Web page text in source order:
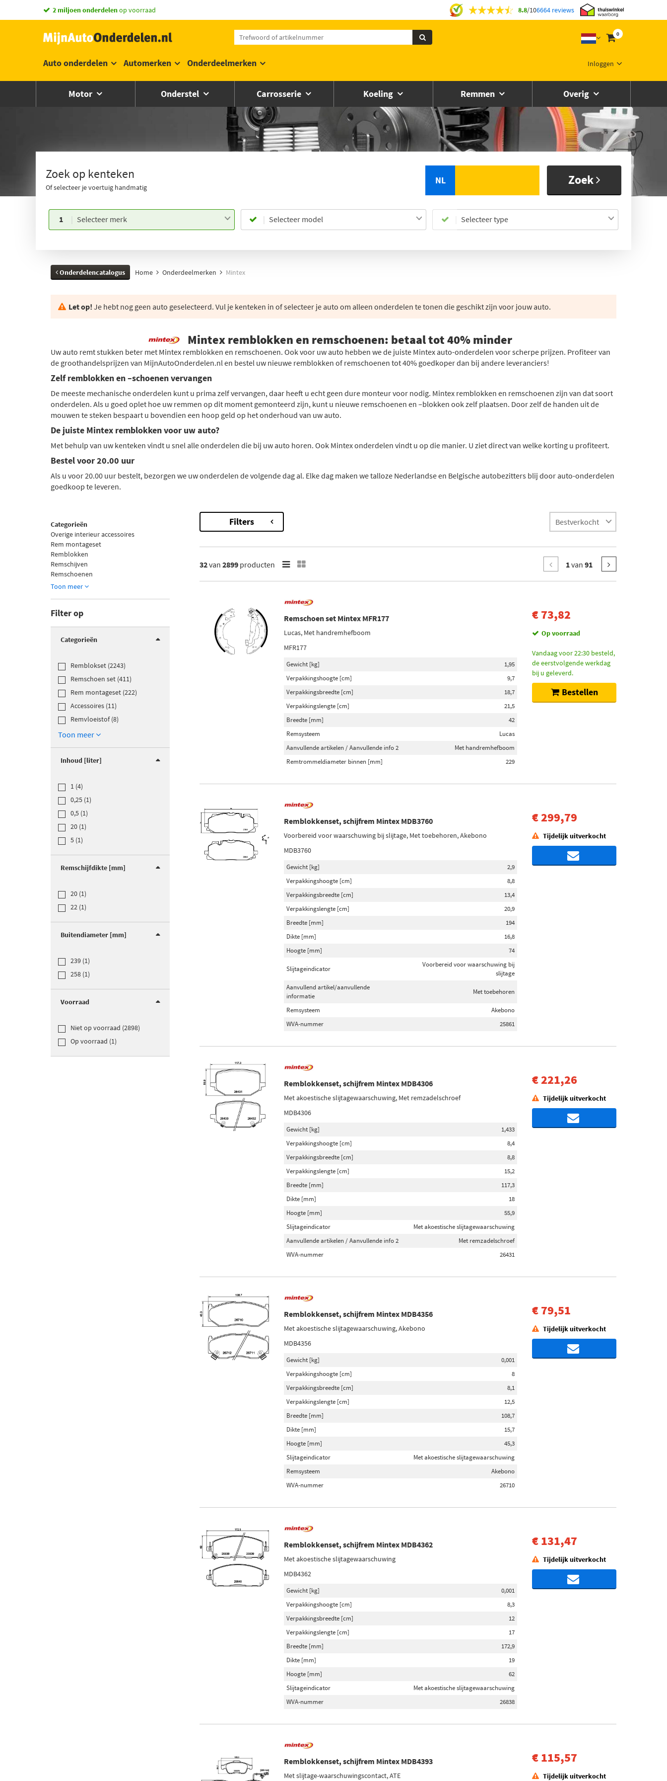
vandaag besteld,morgen in huis * 8.8/106664 reviews
0
Inloggen
Auto onderdelen Automerken Onderdeelmerken
Motor Onderstel Carrosserie Koeling Remmen Overig
Zoek op kenteken
Of selecteer je voertuig handmatig
NL Zoek
1 Selecteer merk Selecteer model Selecteer type
Onderdelencatalogus Home Onderdeelmerken Mintex
Let op! Je hebt nog geen auto geselecteerd. Vul je kenteken in of selecteer je auto om alleen onderdelen te tonen die geschikt zijn voor jouw auto.
Mintex remblokken en remschoenen: betaal tot 40% minder
Uw auto remt stukken beter met Mintex remblokken en remschoenen. Ook voor uw auto hebben we de juiste Mintex auto-onderdelen voor scherpe prijzen. Profiteer van
de groothandelsprijzen van MijnAutoOnderdelen.nl en bestel uw nieuwe remblokken of remschoenen tot 40% goedkoper dan bij andere leveranciers!
Zelf remblokken en –schoenen vervangen
De meeste mechanische onderdelen kunt u prima zelf vervangen, daar heeft u echt geen dure monteur voor nodig. Mintex remblokken en remschoenen zijn van dat soort
onderdelen. Als u goed oplet hoe uw remmen op dit moment gemonteerd zijn, kunt u nieuwe remschoenen en –blokken ook zelf plaatsen. Door zelf de handen uit de
mouwen te steken bespaart u bovendien een hoop geld op het onderhoud van uw auto.
De juiste Mintex remblokken voor uw auto?
Met behulp van uw kenteken vindt u snel alle onderdelen die bij uw auto horen. Ook Mintex onderdelen vindt u op die manier. U ziet direct van welke korting u profiteert.
Bestel voor 20.00 uur
Als u voor 20.00 uur bestelt, bezorgen we uw onderdelen de volgende dag al. Elke dag maken we talloze Nederlandse en Belgische autobezitters blij door auto-onderdelen
goedkoop te leveren.
Categorieën
Overige interieur accessoires
Rem montageset
Remblokken
Remschijven
Remschoenen
Toon meer
Filter op
Categorieën
Remblokset (2243)
Remschoen set (411)
Rem montageset (222)
Accessoires (11)
Remvloeistof (8)
Toon meer
Inhoud [liter]
1 (4)
0,25 (1)
0,5 (1)
20 (1)
5 (1)
Remschijfdikte [mm]
20 (1)
22 (1)
Buitendiameter [mm]
239 (1)
258 (1)
Voorraad
Niet op voorraad (2898)
Op voorraad (1)
Filters
32van 2899 producten 1van 91
Remschoen set Mintex MFR177
Lucas, Met handremhefboom
MFR177
Gewicht [kg]
1,95
Verpakkingshoogte [cm]
9,7
Verpakkingsbreedte [cm]
18,7
Verpakkingslengte [cm]
21,5
Breedte [mm]
42
Remsysteem
Lucas
Aanvullende artikelen / Aanvullende info 2
Met handremhefboom
Remtrommeldiameter binnen [mm]
229
€ 73,82
Op voorraad
Vandaag voor 22:30 besteld,
de eerstvolgende werkdag
bij u geleverd.
Bestellen
Remblokkenset, schijfrem Mintex MDB3760
Voorbereid voor waarschuwing bij slijtage, Met toebehoren, Akebono
MDB3760
Gewicht [kg]
2,9
Verpakkingshoogte [cm]
8,8
Verpakkingsbreedte [cm]
13,4
Verpakkingslengte [cm]
20,9
Breedte [mm]
194
Dikte [mm]
16,8
Hoogte [mm]
74
Slijtageindicator
Voorbereid voor waarschuwing bij
slijtage
Aanvullend artikel/aanvullende
informatie
Met toebehoren
Remsysteem
Akebono
WVA-nummer
25861
€ 299,79
Tijdelijk uitverkocht
Remblokkenset, schijfrem Mintex MDB4306
Met akoestische slijtagewaarschuwing, Met remzadelschroef
MDB4306
Gewicht [kg]
1,433
Verpakkingshoogte [cm]
8,4
Verpakkingsbreedte [cm]
8,8
Verpakkingslengte [cm]
15,2
Breedte [mm]
117,3
Dikte [mm]
18
Hoogte [mm]
55,9
Slijtageindicator
Met akoestische slijtagewaarschuwing
Aanvullende artikelen / Aanvullende info 2
Met remzadelschroef
WVA-nummer
26431
€ 221,26
Tijdelijk uitverkocht
Remblokkenset, schijfrem Mintex MDB4356
Met akoestische slijtagewaarschuwing, Akebono
MDB4356
Gewicht [kg]
0,001
Verpakkingshoogte [cm]
8
Verpakkingsbreedte [cm]
8,1
Verpakkingslengte [cm]
12,5
Breedte [mm]
108,7
Dikte [mm]
15,7
Hoogte [mm]
45,3
Slijtageindicator
Met akoestische slijtagewaarschuwing
Remsysteem
Akebono
WVA-nummer
26710
€ 79,51
Tijdelijk uitverkocht
Remblokkenset, schijfrem Mintex MDB4362
Met akoestische slijtagewaarschuwing
MDB4362
Gewicht [kg]
0,001
Verpakkingshoogte [cm]
8,3
Verpakkingsbreedte [cm]
12
Verpakkingslengte [cm]
17
Breedte [mm]
172,9
Dikte [mm]
19
Hoogte [mm]
62
Slijtageindicator
Met akoestische slijtagewaarschuwing
WVA-nummer
26838
€ 131,47
Tijdelijk uitverkocht
Remblokkenset, schijfrem Mintex MDB4393
Met slijtage-waarschuwingscontact, ATE
€ 115,57
Tijdelijk uitverkocht